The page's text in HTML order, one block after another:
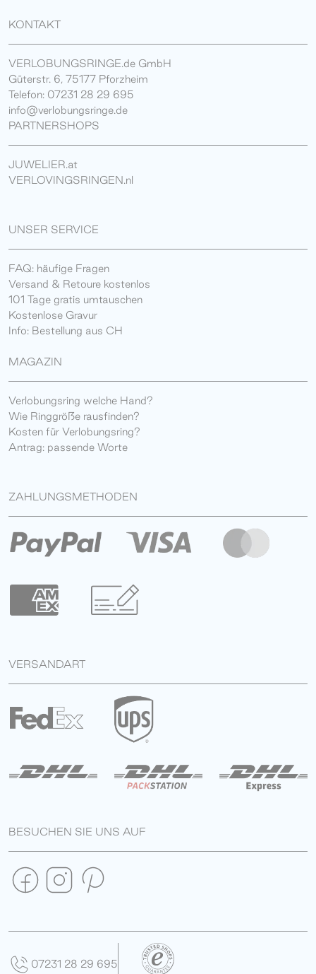
KONTAKT
VERLOBUNGSRINGE.de GmbH
Güterstr. 6, 75177 Pforzheim
Telefon: 07231 28 29 695
info@verlobungsringe.de
PARTNERSHOPS
JUWELIER.at
VERLOVINGSRINGEN.nl
UNSER SERVICE
FAQ: häufige Fragen
Versand & Retoure kostenlos
101 Tage gratis umtauschen
Kostenlose Gravur
Info: Bestellung aus CH
MAGAZIN
Verlobungsring welche Hand?
Wie Ringgröße rausfinden?
Kosten für Verlobungsring?
Antrag: passende Worte
ZAHLUNGSMETHODEN
VERSANDART
BESUCHEN SIE UNS AUF
07231 28 29 695